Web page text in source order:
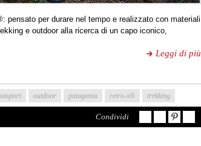
pensato per durare nel tempo e realizzato con materiali
e outdoor alla ricerca di un capo iconico,
Leggi di più
outdoor patagonia retro-x® trekking
Condividi